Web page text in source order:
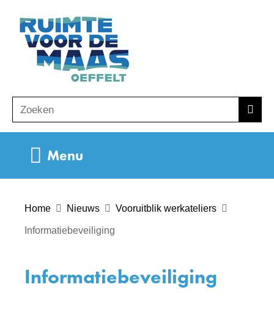
o
e
Zoeken
Menu
Home Nieuws Vooruitblik werkateliers
Informatiebeveiliging
Informatiebeveiliging